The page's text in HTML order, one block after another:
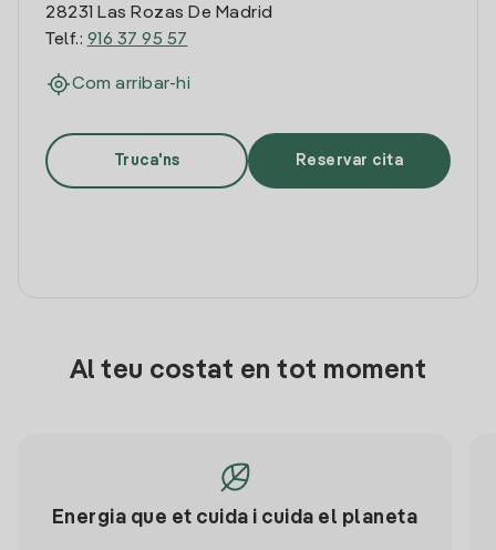
28231 Las Rozas De Madrid
Telf.: 916 37 95 57
Com arribar-hi
Truca'ns Reservar cita
Al teu costat en tot moment
Energia que et cuida i cuida el planeta